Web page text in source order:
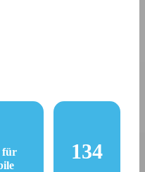
für
134